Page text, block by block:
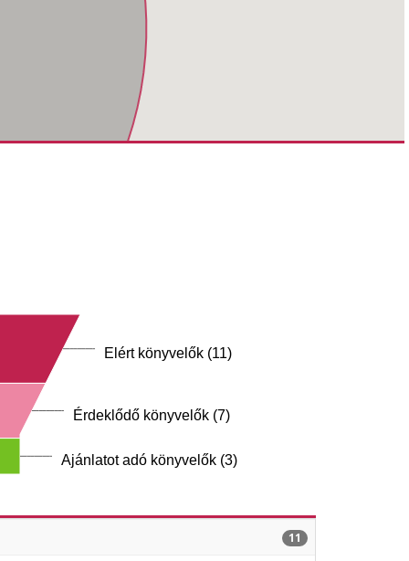
Elért könyvelők (11)
Érdeklődő könyvelők (7)
Ajánlatot adó könyvelők (3)
11